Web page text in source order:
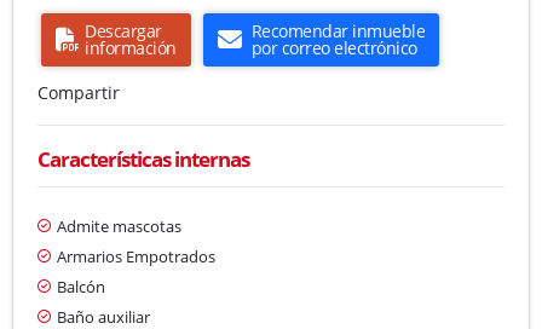
Descargar
información
Recomendar inmueble
por correo electrónico
Compartir
Características internas
Admite mascotas
Armarios Empotrados
Balcón
Baño auxiliar